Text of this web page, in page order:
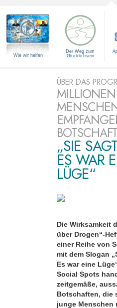
Wie wir helfen
Der Weg zum
Glücklichsein
ÜBER DAS
MILLIONEN
„SIE
ES WAR
LÜGE“
Die Wirksamkeit
über Drogen“-
einer Reihe von
mit dem Slogan
Es war eine
Social Spots
zeitgemäße,
Botschaften, die
junge Menschen